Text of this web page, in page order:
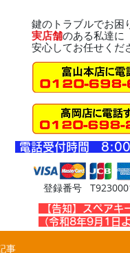
鍵のトラブルでお困
実店舗のある私達に
安心してお任せくだ
登録番号
​電話受付時間 8
【告知】スペアキ
（令和8年9月1日
事